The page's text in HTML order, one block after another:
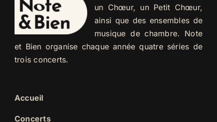
un Chœur, un Petit Chœur,
ainsi que des ensembles de
musique de chambre. Note
et Bien organise chaque année quatre séries de
trois concerts.
Accueil
Concerts